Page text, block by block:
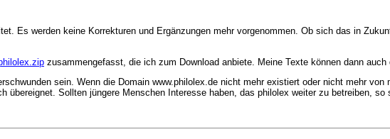
Es werden keine Korrekturen und Ergänzungen mehr vorgenommen. Ob sich das in
zusammengefasst, die ich zum Download anbiete. Meine Texte können dann
sein. Wenn die Domain www.philolex.de nicht mehr existiert oder nicht mehr
übereignet. Sollten jüngere Menschen Interesse haben, das philolex weiter zu betreiben, so